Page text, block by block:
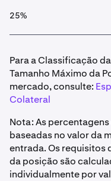
25%
Para a Classificação
Tamanho Máximo da
mercado, consulte:
Colateral
Nota: As
baseadas no valor da
entrada. Os requisitos
da posição são
individualmente por